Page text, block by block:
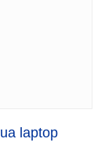
laptop